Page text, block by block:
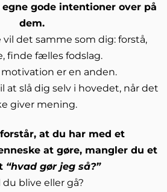
gode intentioner over på
dem.
vil det samme som dig: forstå,
finde fælles fodslag.
er en anden.
at slå dig selv i hovedet, når det
giver mening.
at du har med et
at gøre, mangler du et
“hvad gør jeg så?”
du blive eller gå?